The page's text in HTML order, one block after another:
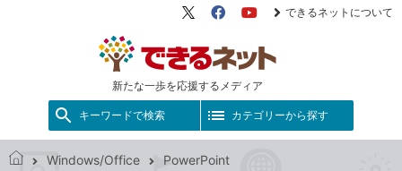
新たな一歩を応援するメディア
X（旧
FacebookYouTube
できるネットについて
キーワードで検索 カテゴリーから探す
Windows/Office
PowerPoint